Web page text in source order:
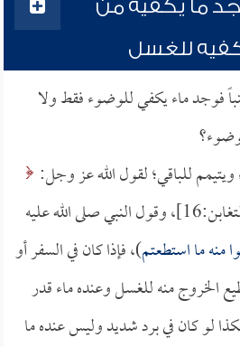
ما يكفيه من
للغسل
فوجد ماء يكفي للوضوء فقط ولا
للباقي؛ لقول الله عز وجل:
[التغابن:16]، وقول النبي صلى الله عليه
منه ما استطعتم)، فإذا كان في السفر أو
الخروج منه للغسل وعنده ماء قدر
لو كان في برد شديد وليس عنده ما